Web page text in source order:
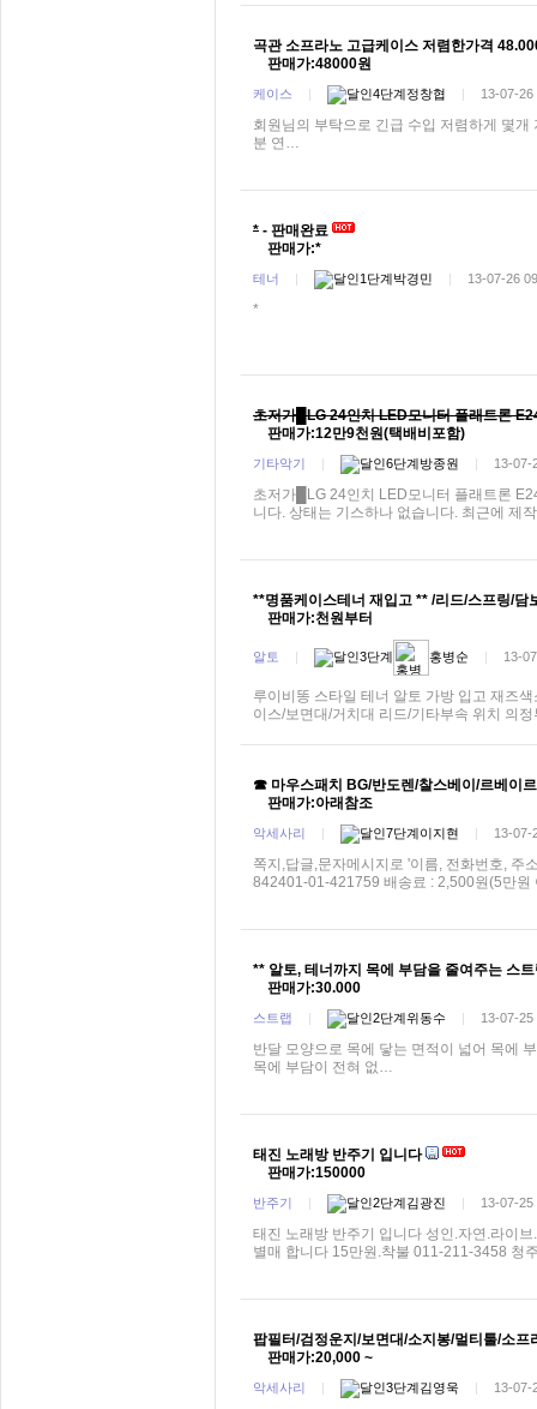
곡관 소프라노 고급케이스 저렴한가격
판매가:48000원
케이스 | 정창협 | 13-07-26
회원님의 부탁으로 긴급 수입 저렴하게 몇
분 연…
* - 판매완료
판매가:*
테너 | 박경민 | 13-07-26
*
초저가█LG 24인치 LED모니터 플래트론
판매가:12만9천원(택배비포함)
기타악기 | 방종원 | 13-07-
초저가█LG 24인치 LED모니터 플래트론
니다. 상태는 기스하나 없습니다. 최근에 제
**명품케이스테너 재입고 ** /리드/스프링/
판매가:천원부터
알토 | 홍병순 | 13-
루이비똥 스타일 테너 알토 가방 입고 재즈
이스/보면대/거치대 리드/기타부속 위치 의
☎ 마우스패치 BG/반도렌/찰스베이/르베이
판매가:아래참조
악세사리 | 이지현 | 13-07-
쪽지,답글,문자메시지로 '이름, 전화번호, 주
842401-01-421759 배송료 : 2,500원(5만
** 알토, 테너까지 목에 부담을 줄여주는 스
판매가:30.000
스트랩 | 위동수 | 13-07-25
반달 모양으로 목에 닿는 면적이 넓어 목에
목에 부담이 전혀 없…
태진 노래방 반주기 입니다
판매가:150000
반주기 | 김광진 | 13-07-25
태진 노래방 반주기 입니다 성인.자연.라이
별매 합니다 15만원.착불 011-211-3458 청
팝필터/검정운지/보면대/소지봉/멀티툴/소
판매가:20,000 ~
악세사리 | 김영욱 | 13-07-